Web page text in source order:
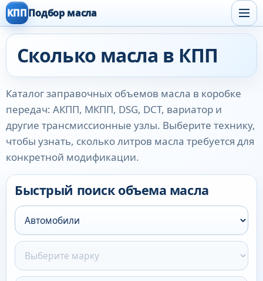
КПППодбор масла
Сколько масла в КПП
Каталог заправочных объемов масла в коробке
передач: АКПП, МКПП, DSG, DCT, вариатор и
другие трансмиссионные узлы. Выберите технику,
чтобы узнать, сколько литров масла требуется для
конкретной модификации.
Быстрый поиск объема масла